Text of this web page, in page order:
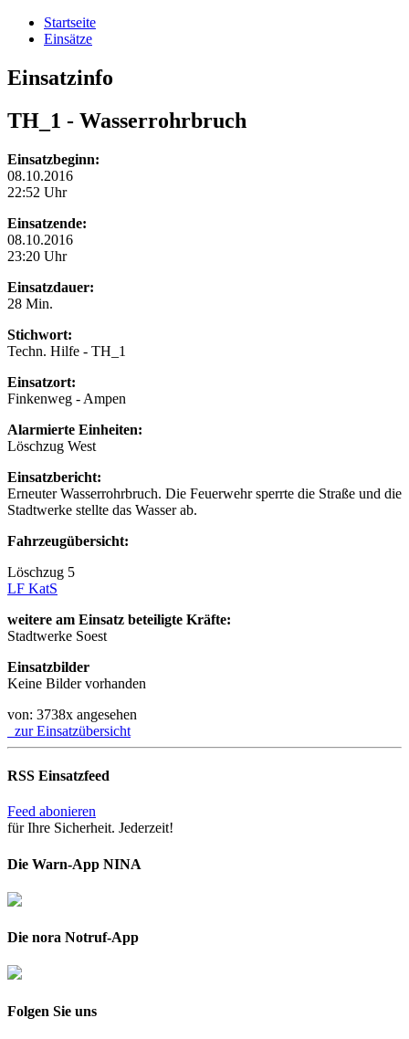
Startseite
Einsätze
Einsatzinfo
TH_1 - Wasserrohrbruch
Einsatzbeginn:
08.10.2016
22:52 Uhr
Einsatzende:
08.10.2016
23:20 Uhr
Einsatzdauer:
28 Min.
Stichwort:
Techn. Hilfe - TH_1
Einsatzort:
Finkenweg - Ampen
Alarmierte Einheiten:
Löschzug West
Einsatzbericht:
Erneuter Wasserrohrbruch. Die Feuerwehr sperrte die Straße und die
Stadtwerke stellte das Wasser ab.
Fahrzeugübersicht:
Löschzug 5
LF KatS
weitere am Einsatz beteiligte Kräfte:
Stadtwerke Soest
Einsatzbilder
Keine Bilder vorhanden
von: 3738x angesehen
zur Einsatzübersicht
RSS Einsatzfeed
Feed abonieren
für Ihre Sicherheit. Jederzeit!
Die Warn-App NINA
Die nora Notruf-App
Folgen Sie uns